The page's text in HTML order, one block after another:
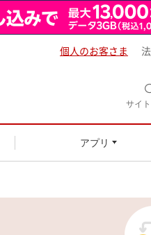
個人のお客さま
サイ
アプリ